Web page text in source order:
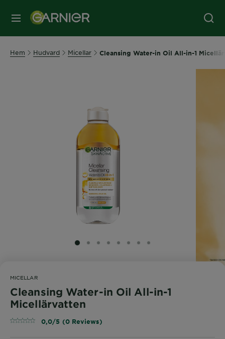
MENY
Hem Hudvard Micellar Cleansing Water-in Oil All-in-1
SLIDE 1
SLIDE 2
SLIDE 3
SLIDE 4
SLIDE 5
SLIDE 6
SLIDE 7
SLIDE 8
MICELLAR
Cleansing Water-in Oil All-in-1
Micellärvatten
0,0/5 (0 Reviews)